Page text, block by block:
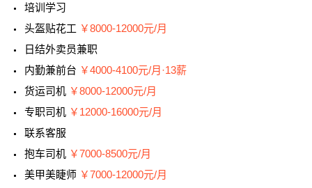
培训学习
头盔贴花工 ￥8000-12000元/月
日结外卖员兼职
内勤兼前台 ￥4000-4100元/月·13薪
货运司机 ￥8000-12000元/月
专职司机 ￥12000-16000元/月
联系客服
抱车司机 ￥7000-8500元/月
美甲美睫师 ￥7000-12000元/月